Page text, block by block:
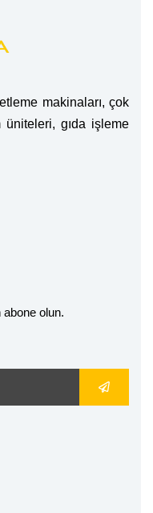
makinaları, çok
gıda işleme
abone olun.